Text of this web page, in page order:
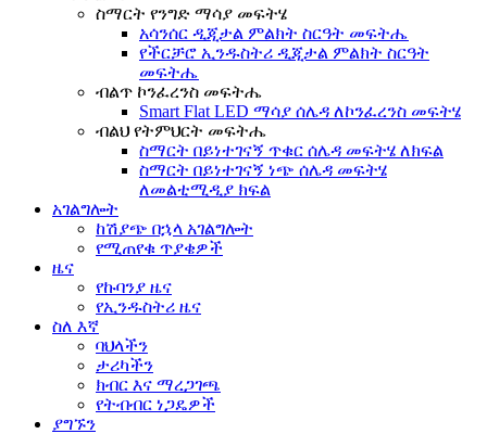
ስማርት የንግድ ማሳያ መፍትሄ
አሳንሰር ዲጂታል ምልክት ስርዓት መፍትሔ
የችርቻሮ ኢንዱስትሪ ዲጂታል ምልክት ስርዓት
መፍትሔ
ብልጥ ኮንፈረንስ መፍትሔ
Smart Flat LED ማሳያ ሰሌዳ ለኮንፈረንስ መፍትሄ
ብልህ የትምህርት መፍትሔ
ስማርት በይነተገናኝ ጥቁር ሰሌዳ መፍትሄ ለክፍል
ስማርት በይነተገናኝ ነጭ ሰሌዳ መፍትሄ
ለመልቲሚዲያ ክፍል
አገልግሎት
ከሽያጭ በኋላ አገልግሎት
የሚጠየቁ ጥያቄዎች
ዜና
የኩባንያ ዜና
የኢንዱስትሪ ዜና
ስለ እኛ
ባህላችን
ታሪካችን
ክብር እና ማረጋገጫ
የትብብር ነጋዴዎች
ያግኙን